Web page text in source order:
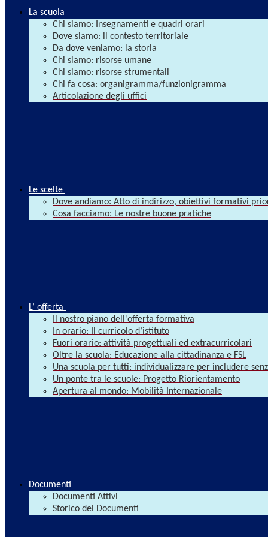
La scuola
Chi siamo: Insegnamenti e quadri orari
Dove siamo: il contesto territoriale
Da dove veniamo: la storia
Chi siamo: risorse umane
Chi siamo: risorse strumentali
Chi fa cosa: organigramma/funzionigramma
Articolazione degli uffici
Le scelte
Dove andiamo: Atto di indirizzo, obiettivi formativi
Cosa facciamo: Le nostre buone pratiche
L’ offerta
Il nostro piano dell'offerta formativa
In orario: Il curricolo d’istituto
Fuori orario: attività progettuali ed extracurricolari
Oltre la scuola: Educazione alla cittadinanza e FSL
Una scuola per tutti: individualizzare per includere
Un ponte tra le scuole: Progetto Riorientamento
Apertura al mondo: Mobilità Internazionale
Documenti
Documenti Attivi
Storico dei Documenti